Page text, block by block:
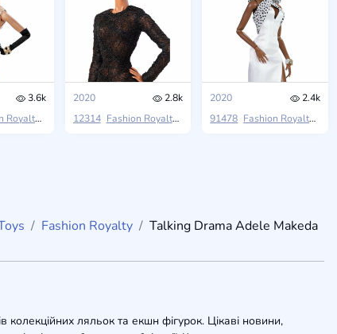
3.6k
Royalty Integrity Toys Obsession Convention
2020
2.8k
12314 Fashion Royalty Integrity Toys Jason Wu 20th
2020
2.4k
91478 Fashion Royalty
Fashion Royalty Talking Drama Adele Makeda
ляльок та екшн фігурок. Цікаві новини,